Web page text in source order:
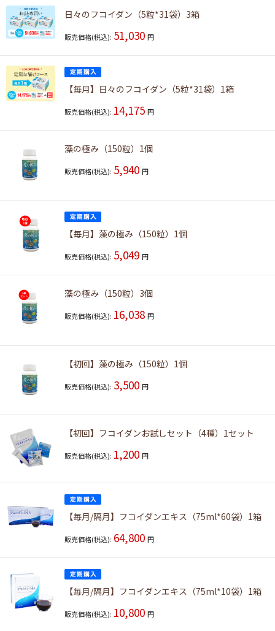
日々のフコイダン（5粒*31袋）3箱
販売価格(税込): 51,030 円
【毎月】日々のフコイダン（5粒*31袋）1箱
販売価格(税込): 14,175 円
藻の極み（150粒）1個
販売価格(税込): 5,940 円
【毎月】藻の極み（150粒）1個
販売価格(税込): 5,049 円
藻の極み（150粒）3個
販売価格(税込): 16,038 円
【初回】藻の極み（150粒）1個
販売価格(税込): 3,500 円
【初回】フコイダンお試しセット（4種）1セット
販売価格(税込): 1,200 円
【毎月/隔月】フコイダンエキス（75ml*60袋）1箱
販売価格(税込): 64,800 円
【毎月/隔月】フコイダンエキス（75ml*10袋）1箱
販売価格(税込): 10,800 円